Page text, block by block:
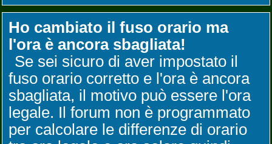
Ho cambiato il fuso orario ma
l'ora è ancora sbagliata!
Se sei sicuro di aver impostato il
fuso orario corretto e l'ora è ancora
sbagliata, il motivo può essere l'ora
legale. Il forum non è programmato
per calcolare le differenze di orario